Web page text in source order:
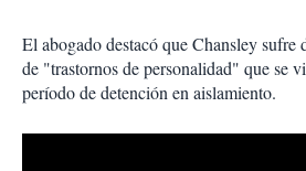
El abogado destacó que Chansley sufre
de "trastornos de personalidad" que se
período de detención en aislamiento.